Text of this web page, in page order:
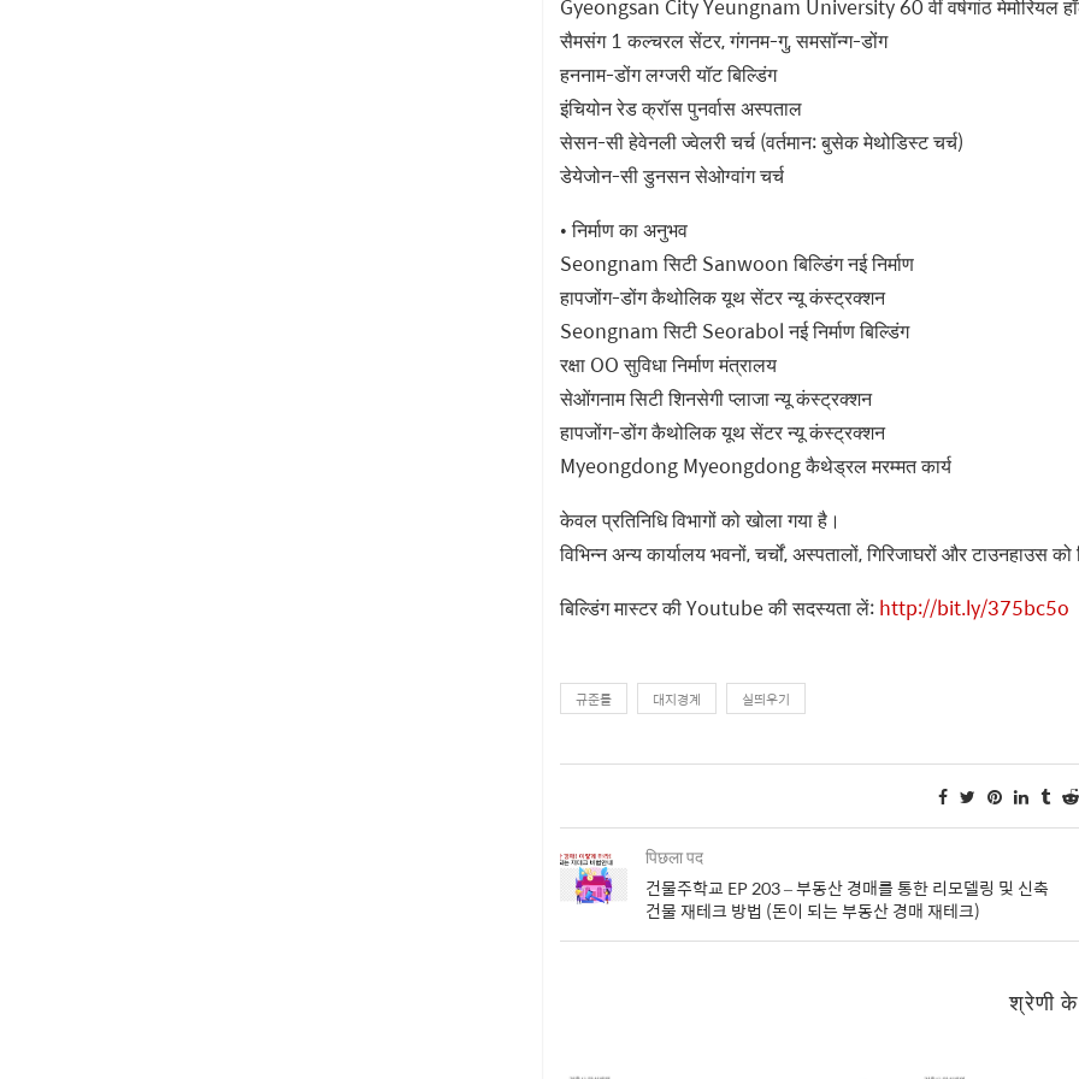
Gyeongsan City Yeungnam University 60 वीं वर्षगांठ मेमोरियल
सैमसंग 1 कल्चरल सेंटर, गंगनम-गु, समसॉन्ग-डोंग
हननाम-डोंग लग्जरी यॉट बिल्डिंग
इंचियोन रेड क्रॉस पुनर्वास अस्पताल
सेसन-सी हेवेनली ज्वेलरी चर्च (वर्तमान: बुसेक मेथोडिस्ट चर्च)
डेयेजोन-सी डुनसन सेओग्वांग चर्च
• निर्माण का अनुभव
Seongnam सिटी Sanwoon बिल्डिंग नई निर्माण
हापजोंग-डोंग कैथोलिक यूथ सेंटर न्यू कंस्ट्रक्शन
Seongnam सिटी Seorabol नई निर्माण बिल्डिंग
रक्षा OO सुविधा निर्माण मंत्रालय
सेओंगनाम सिटी शिनसेगी प्लाजा न्यू कंस्ट्रक्शन
हापजोंग-डोंग कैथोलिक यूथ सेंटर न्यू कंस्ट्रक्शन
Myeongdong Myeongdong कैथेड्रल मरम्मत कार्य
केवल प्रतिनिधि विभागों को खोला गया है।
विभिन्न अन्य कार्यालय भवनों, चर्चों, अस्पतालों, गिरिजाघरों और टाउनहाउस
बिल्डिंग मास्टर की Youtube की सदस्यता लें: http://bit.ly/375bc5o
규준틀 대지경계 실띄우기
पिछला पद
건물주학교 EP 203 – 부동산 경매를 통한 리모델링 및 신축
건물 재테크 방법 (돈이 되는 부동산 경매 재테크)
श्रेणी